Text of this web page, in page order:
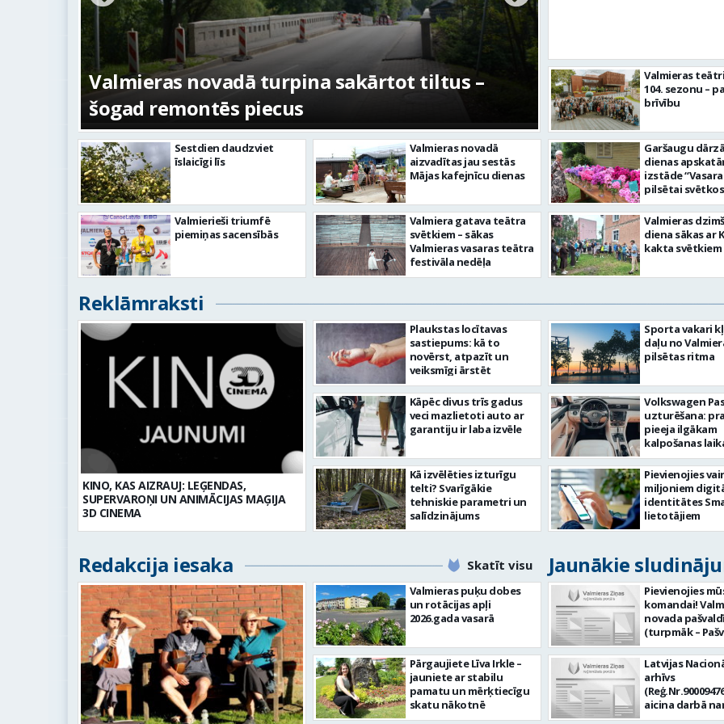
Valmieras novadā turpina sakārtot tiltus –
šogad remontēs piecus
No pagaidu
centram – kā
Sestdien daudzviet
īslaicīgi līs
Valmierieši triumfē
piemiņas sacensībās
Valmieras novadā
aizvadītas jau sestās
Mājas kafejnīcu dienas
Valmiera gatava teātra
svētkiem – sākas
Valmieras vasaras teātra
festivāla nedēļa
Valmieras
104. sezonu –
brīvību
Garšaugu
dienas
izstāde
pilsētai
Valmieras
diena sākas ar
kakta svētkiem
Reklāmraksti
KINO, KAS AIZRAUJ: LEĢENDAS,
SUPERVAROŅI UN ANIMĀCIJAS MAĢIJA
3D CINEMA
Plaukstas locītavas
sastiepums: kā to
novērst, atpazīt un
veiksmīgi ārstēt
Kāpēc divus trīs gadus
veci mazlietoti auto ar
garantiju ir laba izvēle
Kā izvēlēties izturīgu
telti? Svarīgākie
tehniskie parametri un
salīdzinājums
Sporta vakari
daļu no
pilsētas ritma
Volkswagen
uzturēšana:
pieeja ilgākam
kalpošanas
Pievienojies
miljoniem
identitātes
lietotājiem
Redakcija iesaka Skatīt visu Jaunākie
Valmieras puķu dobes
un rotācijas apļi
2026.gada vasarā
Pārgaujiete Līva Irkle –
jauniete ar stabilu
pamatu un mērķtiecīgu
skatu nākotnē
Pievienojies
komandai!
novada
(turpmāk –
aicina darbā
Informācijas
centra (ITC)
tehnoloģiju
Latvijas
arhīvs
aicina darbā
pārzini (uz